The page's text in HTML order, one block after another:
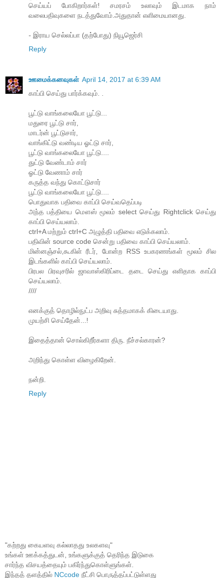
செய்யப் போகிறார்கள்! சமரசம் உலாவும் இடமாக நாம்
வலைபதிவுகளை நடத்துவோம்.அதுதான் எளிமையானது.
- இராய செல்லப்பா (தற்போது) நியூஜெர்சி
Reply
ஊமைக்கனவுகள் April 14, 2017 at 6:39 AM
காப்பி செய்து பார்க்கவும். .
பூட்டு வாங்கலையோ பூட்டு...
மதுரை பூட்டு சார்,
மாடர்ன் பூட்டுசார்,
வாங்கிட்டு வண்டிய ஓட்டு சார்,
பூட்டு வாங்கலையோ பூட்டு....
துட்டு வேண்டாம் சார்
ஓட்டு வேணாம் சார்
கருத்த வந்து கொட்டுசார்
பூட்டு வாங்கலையோ பூட்டு....
பொதுவாக பதிவை காப்பி செய்வதெப்படி
அந்த பத்தியை மௌஸ் மூலம் select செய்து Rightclick செய்து
காப்பி செய்யலாம்.
ctrl+A மற்றும் ctrl+C அழுத்தி பதிவை எடுக்கலாம்.
பதிவின் source code சென்று பதிவை காப்பி செய்யலாம்.
மின்னஞ்சல்,கூகிள் ரீடர், போன்ற RSS உபகரணங்கள் மூலம் சில
இடங்களில் காப்பி செய்யலாம்.
பிரபல பிரவுசரில் ஜாவாஸ்கிரிப்டை தடை செய்து எளிதாக காப்பி
செய்யலாம்.
////
எனக்குத் தொழில்நுட்ப அறிவு சுத்தமாகக் கிடையாது.
முயற்சி செய்தேன்...!
இதைத்தான் சொல்கிறீர்களா திரு. நீச்சல்காரன்?
அறிந்து கொள்ள விழைகிறேன்.
நன்றி.
Reply
"கற்றது கையளவு கல்லாதது உலகளவு"
உங்கள் ஊக்கத்துடன், உங்களுக்குத் தெரிந்த இடுகை
சார்ந்த விசயத்தையும் பகிர்ந்துகொள்ளுங்கள்.
இந்தத் தளத்தில் NCcode நீட்சி பொருத்தப்பட்டுள்ளது